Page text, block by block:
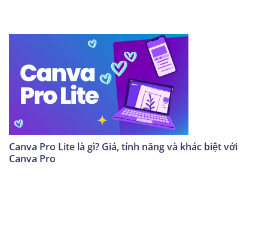
Canva Pro Lite là gì? Giá, tính năng và khác biệt với
Canva Pro